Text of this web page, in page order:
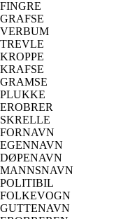
FINGRE
GRAFSE
VERBUM
TREVLE
KROPPE
KRAFSE
GRAMSE
PLUKKE
EROBRER
SKRELLE
FORNAVN
EGENNAVN
DØPENAVN
MANNSNAVN
POLITIBIL
FOLKEVOGN
GUTTENAVN